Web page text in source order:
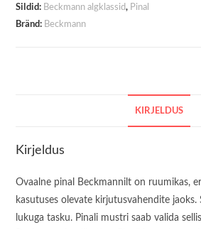
Sildid: Beckmann algklassid, Pinal
Bränd: Beckmann
KIRJELDUS
Kirjeldus
Ovaalne pinal Beckmannilt on ruumikas,
kasutuses olevate kirjutusvahendite jaoks.
lukuga tasku. Pinali mustri saab valida